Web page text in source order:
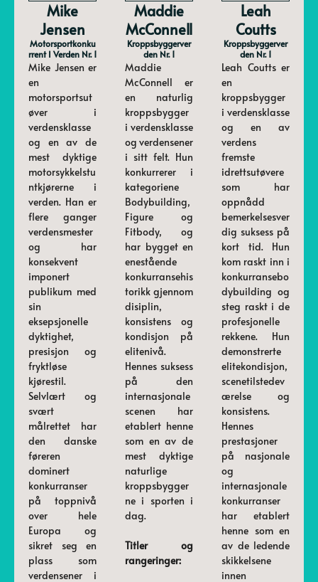
Mike
Jensen
Motorsportkonku
Rrent I Verden Nr. 1
Mike Jensen er
en
motorsportsut
øver i
verdensklasse
og en av de
mest dyktige
motorsykkelstu
ntkjørerne i
verden. Han er
flere ganger
verdensmester
og har
konsekvent
imponert
publikum med
sin
eksepsjonelle
dyktighet,
presisjon og
fryktløse
kjørestil.
Selvlært og
svært
målrettet har
den danske
føreren
dominert
konkurranser
på toppnivå
over hele
Europa og
sikret seg en
plass som
verdensener i
Maddie
McConnell
Kroppsbyggerver
Den Nr. 1
Maddie
McConnell er
en naturlig
kroppsbygger
i verdensklasse
og verdensener
i sitt felt. Hun
konkurrerer i
kategoriene
Bodybuilding,
Figure og
Fitbody, og
har bygget en
enestående
konkurransehis
torikk gjennom
disiplin,
konsistens og
kondisjon på
elitenivå.
Hennes suksess
på den
internasjonale
scenen har
etablert henne
som en av de
mest dyktige
naturlige
kroppsbygger
ne i sporten i
dag.
Titler og
rangeringer:
Leah
Coutts
Kroppsbyggerver
Den Nr. 1
Leah Coutts er
en
kroppsbygger
i verdensklasse
og en av
verdens
fremste
idrettsutøvere
som har
oppnådd
bemerkelsesver
dig suksess på
kort tid. Hun
kom raskt inn i
konkurransebo
dybuilding og
steg raskt i de
profesjonelle
rekkene. Hun
demonstrerte
elitekondisjon,
scenetilstedev
ærelse og
konsistens.
Hennes
prestasjoner
på nasjonale
og
internasjonale
konkurranser
har etablert
henne som en
av de ledende
skikkelsene
innen